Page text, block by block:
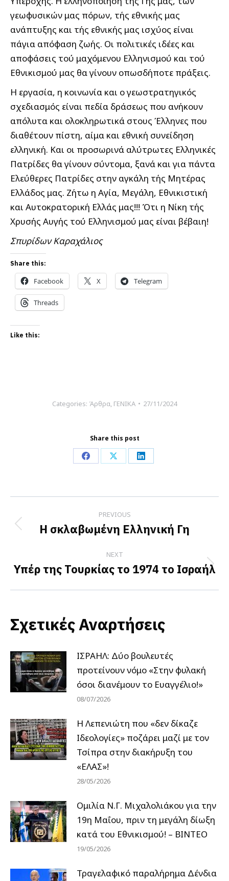
γεωφυσικών μας πόρων, τής εθνικής μας
ανάπτυξης και τής εθνικής μας ισχύος είναι
πάγια απόφαση ζωής. Οι πολιτικές ιδέες και
αποφάσεις τού μαχόμενου Ελληνισμού και τού
Εθνικισμού μας θα γίνουν οπωσδήποτε πράξεις.
Η εργασία, η κοινωνία και ο γεωστρατηγικός
σχεδιασμός είναι πεδία δράσεως που ανήκουν
απόλυτα και ολοκληρωτικά στους Έλληνες που
διαθέτουν πίστη, αίμα και εθνική συνείδηση
ελληνική. Και οι προσωρινά αλύτρωτες Ελληνικές
Πατρίδες θα γίνουν σύντομα, ξανά και για πάντα
Ελεύθερες Πατρίδες στην αγκάλη τής Μητέρας
Ελλάδος μας. Ζήτω η Αγία, Μεγάλη, Εθνικιστική
και Αυτοκρατορική Ελλάς μας!!! Ότι η Νίκη τής
Χρυσής Αυγής τού Ελληνισμού μας είναι βέβαιη!
Σπυρίδων Καραχάλιος
Share this:
Facebook X Telegram
Threads
Like this:
Categories: Άρθρα, ΓΕΝΙΚΑ 27/11/2024
Share this post
Share
Facebook
Share
X
Share
LinkedIn
navigation
PREVIOUS
Previous
Η σκλαβωμένη Ελληνική Γη
NEXT
Next
Υπέρ της Τουρκίας το 1974 το Ισραήλ
Σχετικές Αναρτήσεις
ΙΣΡΑΗΛ: Δύο βουλευτές
προτείνουν νόμο «Στην φυλακή
όσοι διανέμουν το Ευαγγέλιο!»
08/07/2026
Η Λεπενιώτη που «δεν δίκαζε
Ιδεολογίες» ποζάρει μαζί με τον
Τσίπρα στην διακήρυξη του
«ΕΛΑΣ»!
28/05/2026
Ομιλία Ν.Γ. Μιχαλολιάκου για την
19η Μαΐου, πριν τη μεγάλη δίωξη
κατά του Εθνικισμού! – ΒΙΝΤΕΟ
19/05/2026
Τραγελαφικό παραλήρημα Δένδια